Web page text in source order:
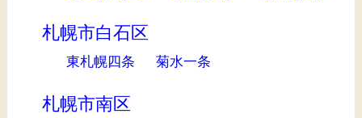
札幌市白石区
東札幌四条 菊水一条
札幌市南区